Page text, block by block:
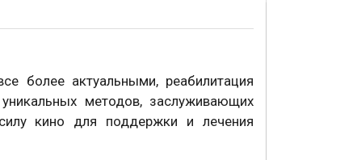
более актуальными, реабилитация
методов, заслуживающих
кино для поддержки и лечения